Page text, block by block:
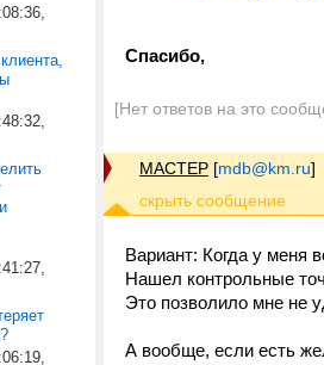
Спасибо,
[Нет ответов на это
MACTEP [mdb@km.ru]
Вариант: Когда у меня
Нашел контрольные
Это позволило мне не
А вообще, если есть